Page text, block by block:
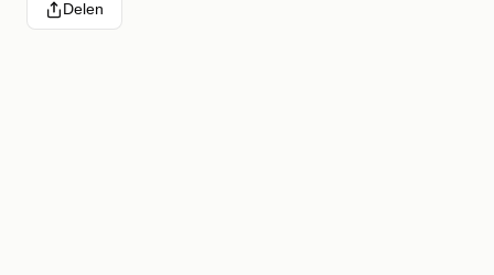
Delen